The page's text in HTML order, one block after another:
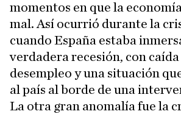
momentos en que la
mal. Así ocurrió durante la
cuando España estaba
verdadera recesión, con
desempleo y una situación
al país al borde de una
La otra gran anomalía fue la